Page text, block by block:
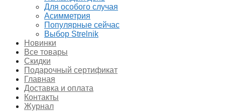
Для особого случая
Асимметрия
Популярные сейчас
Выбор Strelnik
Новинки
Все товары
Скидки
Подарочный сертификат
Главная
Доставка и оплата
Контакты
Журнал